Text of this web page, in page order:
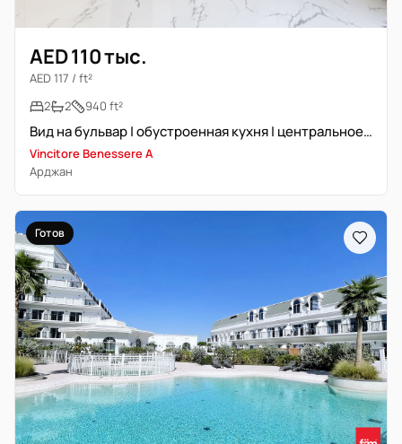
AED 110 тыс.
AED 117 / ft²
2
2 940 ft²
Вид на бульвар | обустроенная кухня | центральное расположение
Vincitore Benessere A
Арджан
Готов